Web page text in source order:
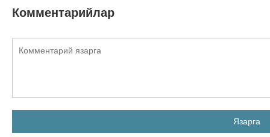
Комментарийлар
Язарга